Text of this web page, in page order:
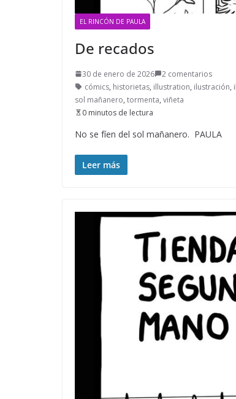
EL RINCÓN DE PAULA
De recados
30 de enero de 2026
2 comentarios
cómics, historietas, illustration, ilustración,
sol mañanero, tormenta, viñeta
0 minutos de lectura
No se fíen del sol mañanero. PAULA
Leer más